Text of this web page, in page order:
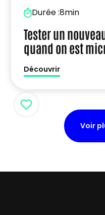
Durée :8min
Tester un
quand on est
Découvrir
Voir